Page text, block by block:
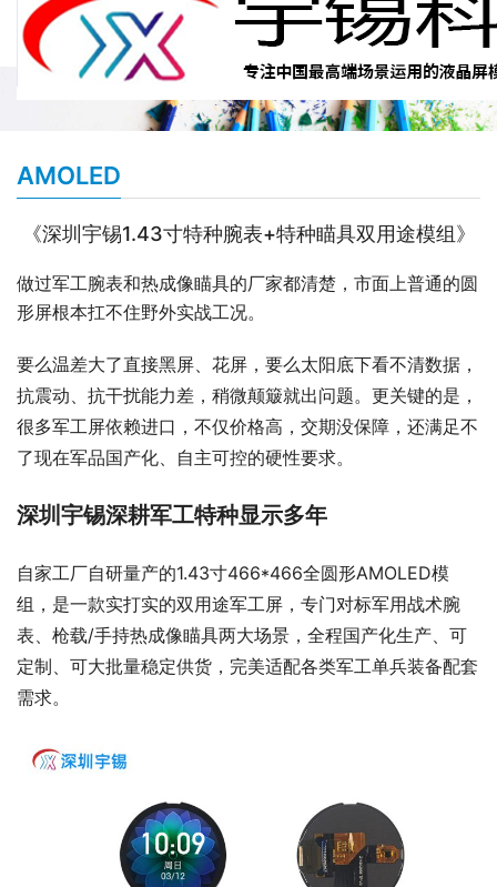
AMOLED
《深圳宇锡1.43寸特种腕表+特种瞄具双用途模组》
做过军工腕表和热成像瞄具的厂家都清楚，市面上普通的圆
形屏根本扛不住野外实战工况。
要么温差大了直接黑屏、花屏，要么太阳底下看不清数据，
抗震动、抗干扰能力差，稍微颠簸就出问题。更关键的是，
很多军工屏依赖进口，不仅价格高，交期没保障，还满足不
了现在军品国产化、自主可控的硬性要求。
深圳宇锡深耕军工特种显示多年
自家工厂自研量产的1.43寸466*466全圆形AMOLED模
组，是一款实打实的双用途军工屏，专门对标军用战术腕
表、枪载/手持热成像瞄具两大场景，全程国产化生产、可
定制、可大批量稳定供货，完美适配各类军工单兵装备配套
需求。